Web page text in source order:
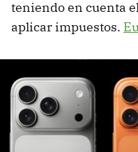
teniendo en cuenta
aplicar impuestos.